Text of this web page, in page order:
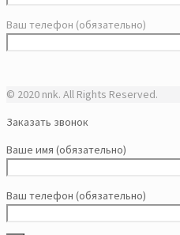
Ваш телефон (обязательно)
© 2020 nnk. All Rights Reserved.
Заказать звонок
Ваше имя (обязательно)
Ваш телефон (обязательно)